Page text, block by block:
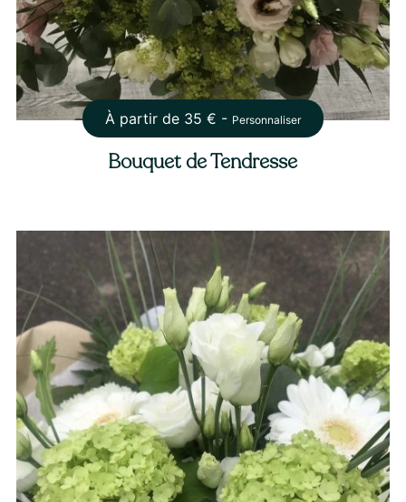
À partir de 35 € - Personnaliser
Bouquet de Tendresse